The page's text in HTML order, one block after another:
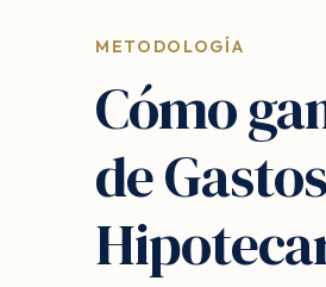
METODOLOGÍA
Cómo
de Gastos